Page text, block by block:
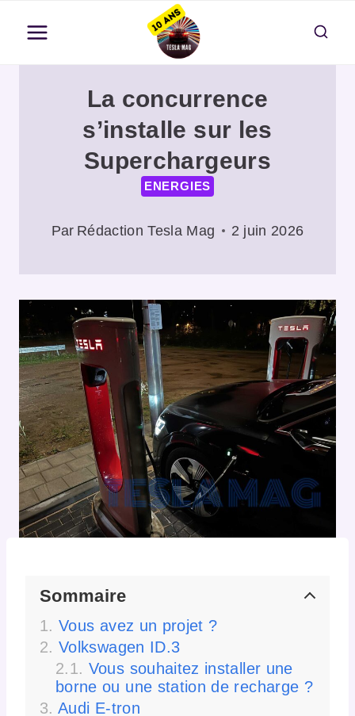
contenu
La concurrence
s’installe sur les
Superchargeurs
ENERGIES
Par Rédaction Tesla Mag 2 juin 2026
Sommaire
Vous avez un projet ?
Volkswagen ID.3
Vous souhaitez installer une
borne ou une station de recharge ?
Audi E-tron